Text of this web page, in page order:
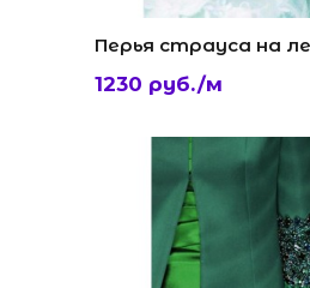
Перья страуса на
1230 руб./м